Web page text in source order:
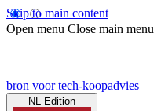
Skip to main content
Open menu Close main menu
bron voor tech-koopadvies
NL Edition